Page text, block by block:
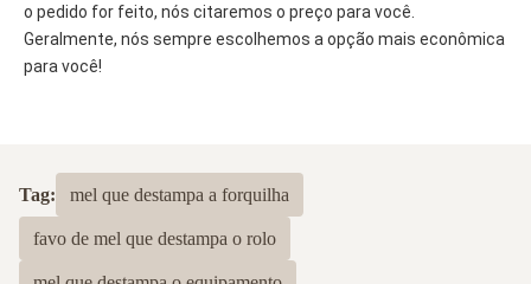
o pedido for feito, nós citaremos o preço para você.
Geralmente, nós sempre escolhemos a opção mais econômica
para você!
Tag: mel que destampa a forquilha
favo de mel que destampa o rolo